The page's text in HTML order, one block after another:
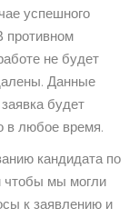
успешного
противном
не будет
Данные
будет
в любое время.
кандидата по
чтобы мы могли
к заявлению и